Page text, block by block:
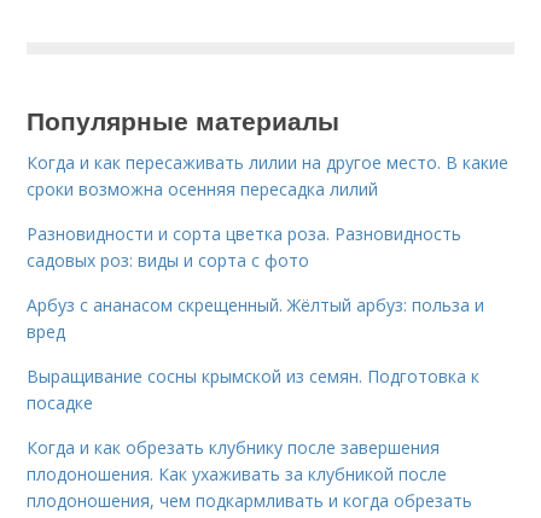
Популярные материалы
Когда и как пересаживать лилии на другое место. В какие
сроки возможна осенняя пересадка лилий
Разновидности и сорта цветка роза. Разновидность
садовых роз: виды и сорта с фото
Арбуз с ананасом скрещенный. Жёлтый арбуз: польза и
вред
Выращивание сосны крымской из семян. Подготовка к
посадке
Когда и как обрезать клубнику после завершения
плодоношения. Как ухаживать за клубникой после
плодоношения, чем подкармливать и когда обрезать